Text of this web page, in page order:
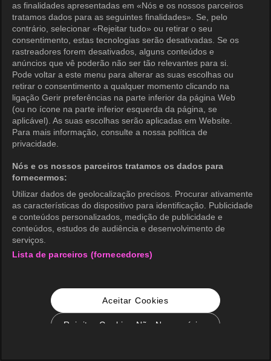
as finalidades apresentadas em «Nós e os nossos parceiros
tratamos dados para as seguintes finalidades». Se, pelo
contrário, selecionar «Rejeitar tudo» ou retirar o seu
consentimento, estas tecnologias serão desativadas. Se os
rastreadores forem desativados, alguns conteúdos e
anúncios que vê poderão não ser tão relevantes para si.
Pode voltar a este menu para alterar as suas escolhas ou
retirar o consentimento a qualquer momento clicando na
ligação Gerir preferências na parte inferior da página Web
(ou no ícone na parte inferior esquerda da página, se
aplicável). As suas escolhas serão aplicadas em Website.
Para mais informação, consulte a nossa política de
privacidade.
Nós e os nossos parceiros tratamos os dados para
fornecermos:
Utilizar dados de geolocalização precisos. Procurar ativamente
as características do dispositivo para identificação. Publicidade
e conteúdos personalizados, medição de publicidade e
conteúdos, estudos de audiência e desenvolvimento de
serviços.
Lista de parceiros (fornecedores)
Aceitar Cookies
Rejeitar Cookies Não Necessários